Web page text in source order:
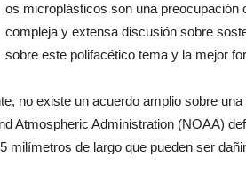
os microplásticos son una preocupación
compleja y extensa discusión sobre
sobre este polifacético tema y la mejor
no existe un acuerdo amplio sobre
Atmospheric Administration (NOAA)
milímetros de largo que pueden ser